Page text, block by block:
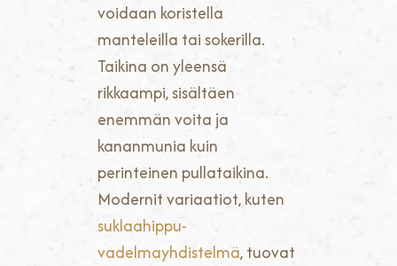
voidaan koristella
manteleilla tai sokerilla.
Taikina on yleensä
rikkaampi, sisältäen
enemmän voita ja
kananmunia kuin
perinteinen pullataikina.
Modernit variaatiot, kuten
suklaahippu-
vadelmayhdistelmä, tuovat